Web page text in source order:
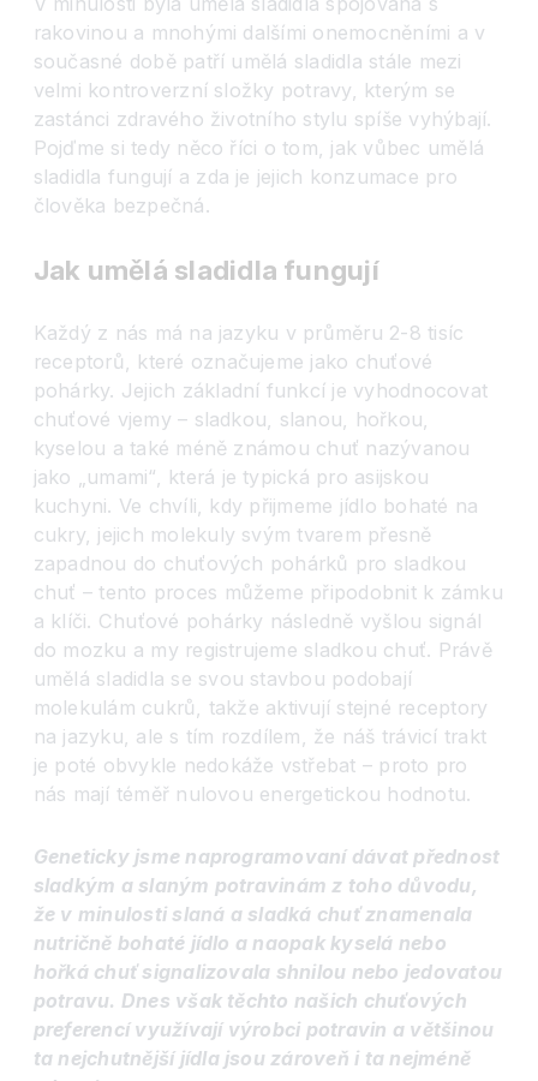
rakovinou a mnohými dalšími onemocněními a v
současné době patří umělá sladidla stále mezi
velmi kontroverzní složky potravy, kterým se
zastánci zdravého životního stylu spíše vyhýbají.
Pojďme si tedy něco říci o tom, jak vůbec umělá
sladidla fungují a zda je jejich konzumace pro
člověka bezpečná.
Jak umělá sladidla fungují
Každý z nás má na jazyku v průměru 2-8 tisíc
receptorů, které označujeme jako chuťové
pohárky. Jejich základní funkcí je vyhodnocovat
chuťové vjemy – sladkou, slanou, hořkou,
kyselou a také méně známou chuť nazývanou
jako „umami“, která je typická pro asijskou
kuchyni. Ve chvíli, kdy přijmeme jídlo bohaté na
cukry, jejich molekuly svým tvarem přesně
zapadnou do chuťových pohárků pro sladkou
chuť – tento proces můžeme připodobnit k zámku
a klíči. Chuťové pohárky následně vyšlou signál
do mozku a my registrujeme sladkou chuť. Právě
umělá sladidla se svou stavbou podobají
molekulám cukrů, takže aktivují stejné receptory
na jazyku, ale s tím rozdílem, že náš trávicí trakt
je poté obvykle nedokáže vstřebat – proto pro
nás mají téměř nulovou energetickou hodnotu.
Geneticky jsme naprogramovaní dávat přednost
sladkým a slaným potravinám z toho důvodu,
že v minulosti slaná a sladká chuť znamenala
nutričně bohaté jídlo a naopak kyselá nebo
hořká chuť signalizovala shnilou nebo jedovatou
potravu. Dnes však těchto našich chuťových
preferencí využívají výrobci potravin a většinou
ta nejchutnější jídla jsou zároveň i ta nejméně